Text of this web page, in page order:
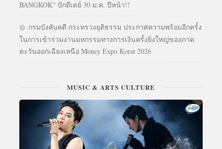
BANGKOK” ปักดีเดย์ 30 ม.ค. ปีหน้า!!
กรมบังคับคดี กระทรวงยุติธรรม ประกาศความพร้อมอีกครั้ง
ในการเข้าร่วมงานมหกรรมทางการเงินครั้งยิ่งใหญ่ของภาค
ตะวันออกเฉียงเหนือ Money Expo Korat 2026
MUSIC & ARTS CULTURE